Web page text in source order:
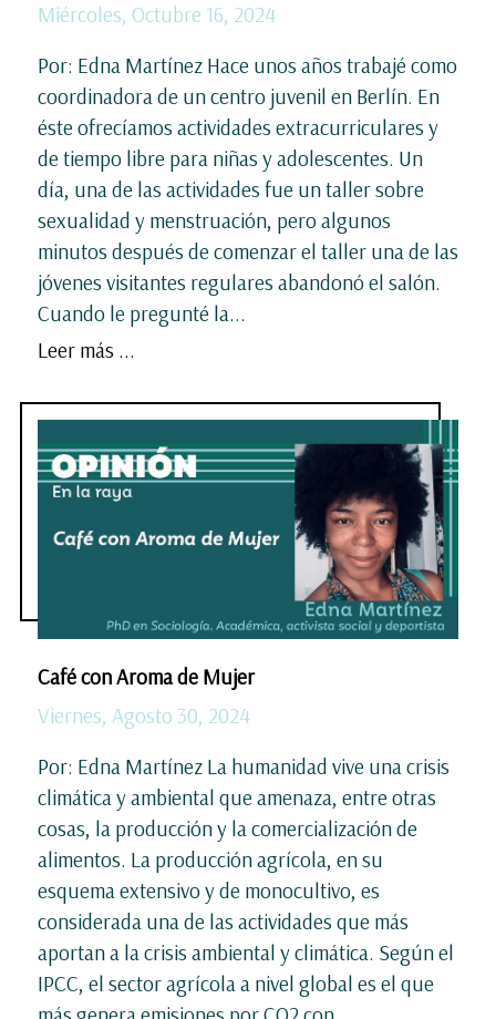
Miércoles, Octubre 16, 2024
Por: Edna Martínez Hace unos años trabajé como
coordinadora de un centro juvenil en Berlín. En
éste ofrecíamos actividades extracurriculares y
de tiempo libre para niñas y adolescentes. Un
día, una de las actividades fue un taller sobre
sexualidad y menstruación, pero algunos
minutos después de comenzar el taller una de las
jóvenes visitantes regulares abandonó el salón.
Cuando le pregunté la...
Leer más ...
Café con Aroma de Mujer
Viernes, Agosto 30, 2024
Por: Edna Martínez La humanidad vive una crisis
climática y ambiental que amenaza, entre otras
cosas, la producción y la comercialización de
alimentos. La producción agrícola, en su
esquema extensivo y de monocultivo, es
considerada una de las actividades que más
aportan a la crisis ambiental y climática. Según el
IPCC, el sector agrícola a nivel global es el que